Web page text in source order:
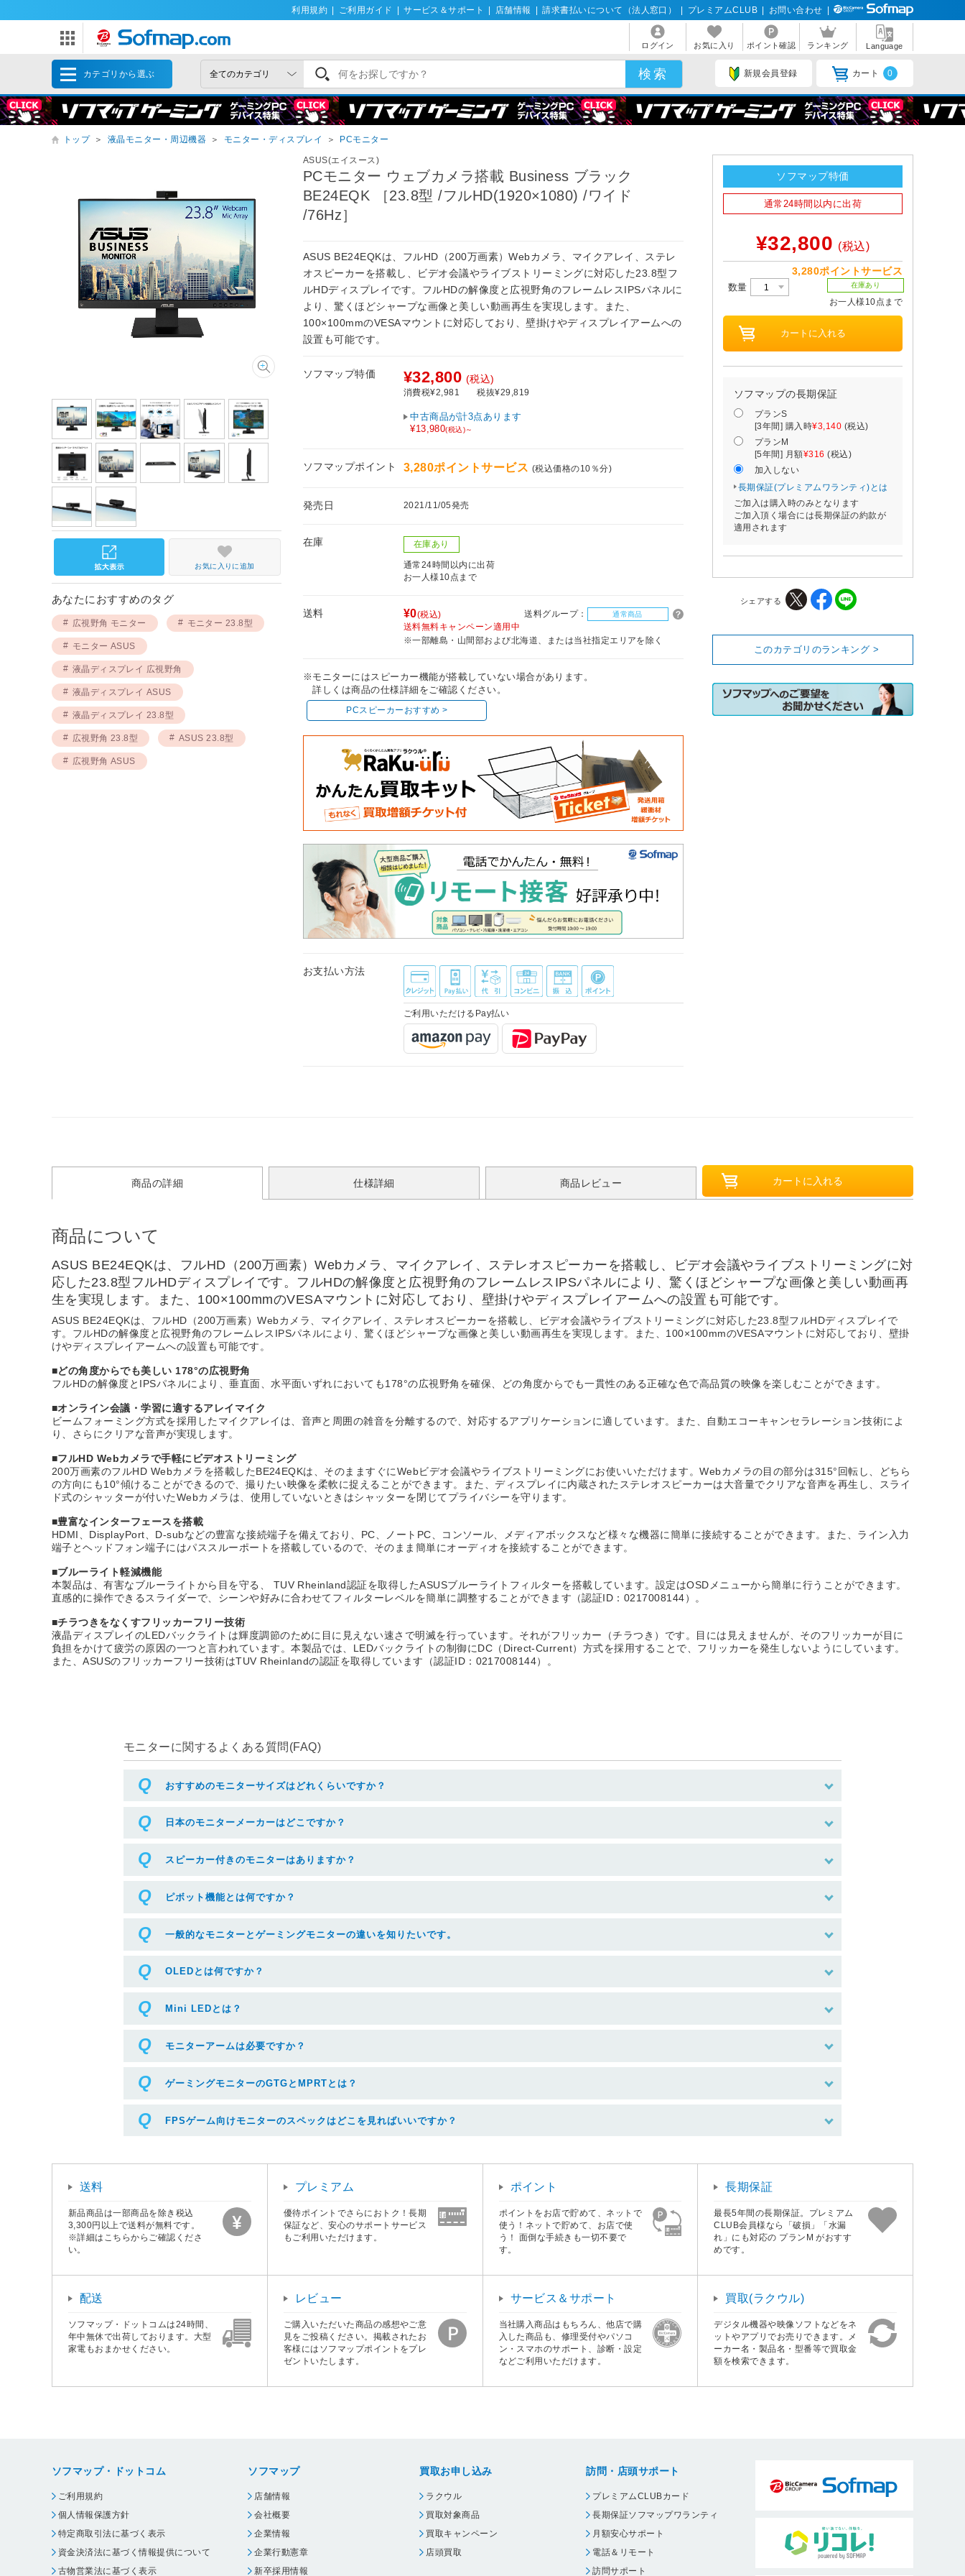
利用規約 ご利用ガイド サービス＆サポート 店舗情報 請求書払いについて（法人窓口） プレミアムCLUB お問い合わせ
ログイン お気に入り ポイント確認 ランキング Language
カテゴリから選ぶ 新規会員登録 カート 0
トップ ＞ 液晶モニター・周辺機器 ＞ モニター・ディスプレイ ＞ PCモニター
ASUS(エイスース)
PCモニター ウェブカメラ搭載 Business ブラック
BE24EQK ［23.8型 /フルHD(1920×1080) /ワイド
/76Hz］
ASUS BE24EQKは、フルHD（200万画素）Webカメラ、マイクアレイ、ステレ
オスピーカーを搭載し、ビデオ会議やライブストリーミングに対応した23.8型フ
ルHDディスプレイです。フルHDの解像度と広視野角のフレームレスIPSパネルに
より、驚くほどシャープな画像と美しい動画再生を実現します。また、
100×100mmのVESAマウントに対応しており、壁掛けやディスプレイアームへの
設置も可能です。
ソフマップ特価 ¥32,800 (税込)
消費税¥2,981 税抜¥29,819
中古商品が計3点あります
¥13,980(税込)～
ソフマップポイント 3,280ポイントサービス (税込価格の10％分)
発売日 2021/11/05発売
在庫 在庫あり
通常24時間以内に出荷
お一人様10点まで
送料 ¥0(税込) 送料グループ： 通常商品
送料無料キャンペーン適用中
※一部離島・山間部および北海道、または当社指定エリアを除く
※モニターにはスピーカー機能が搭載していない場合があります。
詳しくは商品の仕様詳細をご確認ください。
PCスピーカーおすすめ >
お支払い方法
ご利用いただけるPay払い
お気に入りに追加
あなたにおすすめのタグ
広視野角 モニター モニター 23.8型
モニター ASUS
液晶ディスプレイ 広視野角
液晶ディスプレイ ASUS
液晶ディスプレイ 23.8型
広視野角 23.8型 ASUS 23.8型
広視野角 ASUS
ソフマップ特価
通常24時間以内に出荷
¥32,800 (税込)
3,280ポイントサービス
数量 在庫あり
お一人様10点まで
ソフマップの長期保証
プランS
[3年間] 購入時¥3,140 (税込)
プランM
[5年間] 月額¥316 (税込)
加入しない
長期保証(プレミアムワランティ)とは
ご加入は購入時のみとなります
ご加入頂く場合には長期保証の約款が
適用されます
シェアする
このカテゴリのランキング >
商品の詳細 仕様詳細 商品レビュー
商品について
ASUS BE24EQKは、フルHD（200万画素）Webカメラ、マイクアレイ、ステレオスピーカーを搭載し、ビデオ会議やライブストリーミングに対
応した23.8型フルHDディスプレイです。フルHDの解像度と広視野角のフレームレスIPSパネルにより、驚くほどシャープな画像と美しい動画再
生を実現します。また、100×100mmのVESAマウントに対応しており、壁掛けやディスプレイアームへの設置も可能です。
ASUS BE24EQKは、フルHD（200万画素）Webカメラ、マイクアレイ、ステレオスピーカーを搭載し、ビデオ会議やライブストリーミングに対応した23.8型フルHDディスプレイで
す。フルHDの解像度と広視野角のフレームレスIPSパネルにより、驚くほどシャープな画像と美しい動画再生を実現します。また、100×100mmのVESAマウントに対応しており、壁掛
けやディスプレイアームへの設置も可能です。
■どの角度からでも美しい 178°の広視野角
フルHDの解像度とIPSパネルにより、垂直面、水平面いずれにおいても178°の広視野角を確保、どの角度からでも一貫性のある正確な色で高品質の映像を楽しむことができます。
■オンライン会議・学習に適するアレイマイク
ビームフォーミング方式を採用したマイクアレイは、音声と周囲の雑音を分離するので、対応するアプリケーションに適しています。また、自動エコーキャンセラレーション技術によ
り、さらにクリアな音声が実現します。
■フルHD Webカメラで手軽にビデオストリーミング
200万画素のフルHD Webカメラを搭載したBE24EQKは、そのまますぐにWebビデオ会議やライブストリーミングにお使いいただけます。Webカメラの目の部分は315°回転し、どちら
の方向にも10°傾けることができるので、撮りたい映像を柔軟に捉えることができます。また、ディスプレイに内蔵されたステレオスピーカーは大音量でクリアな音声を再生し、スライ
ド式のシャッターが付いたWebカメラは、使用していないときはシャッターを閉じてプライバシーを守ります。
■豊富なインターフェースを搭載
HDMI、DisplayPort、D-subなどの豊富な接続端子を備えており、PC、ノートPC、コンソール、メディアボックスなど様々な機器に簡単に接続することができます。また、ライン入力
端子とヘッドフォン端子にはパススルーポートを搭載しているので、そのまま簡単にオーディオを接続することができます。
■ブルーライト軽減機能
本製品は、有害なブルーライトから目を守る、 TUV Rheinland認証を取得したASUSブルーライトフィルターを搭載しています。設定はOSDメニューから簡単に行うことができます。
直感的に操作できるスライダーで、シーンや好みに合わせてフィルターレベルを簡単に調整することができます（認証ID：0217008144）。
■チラつきをなくすフリッカーフリー技術
液晶ディスプレイのLEDバックライトは輝度調節のために目に見えない速さで明滅を行っています。それがフリッカー（チラつき）です。目には見えませんが、そのフリッカーが目に
負担をかけて疲労の原因の一つと言われています。本製品では、LEDバックライトの制御にDC（Direct-Current）方式を採用することで、フリッカーを発生しないようにしています。
また、ASUSのフリッカーフリー技術はTUV Rheinlandの認証を取得しています（認証ID：0217008144）。
モニターに関するよくある質問(FAQ)
おすすめのモニターサイズはどれくらいですか？
日本のモニターメーカーはどこですか？
スピーカー付きのモニターはありますか？
ピボット機能とは何ですか？
一般的なモニターとゲーミングモニターの違いを知りたいです。
OLEDとは何ですか？
Mini LEDとは？
モニターアームは必要ですか？
ゲーミングモニターのGTGとMPRTとは？
FPSゲーム向けモニターのスペックはどこを見ればいいですか？
送料
新品商品は一部商品を除き税込
3,300円以上で送料が無料です。
※詳細はこちらからご確認くださ
い。
プレミアム
優待ポイントでさらにおトク！長期
保証など、安心のサポートサービス
もご利用いただけます。
ポイント
ポイントをお店で貯めて、ネットで
使う！ネットで貯めて、お店で使
う！ 面倒な手続きも一切不要で
す。
長期保証
最長5年間の長期保証。プレミアム
CLUB会員様なら「破損」「水漏
れ」にも対応の プランM がおすす
めです。
配送
ソフマップ・ドットコムは24時間、
年中無休で出荷しております。大型
家電もおまかせください。
レビュー
ご購入いただいた商品の感想やご意
見をご投稿ください。掲載されたお
客様にはソフマップポイントをプレ
ゼントいたします。
サービス＆サポート
当社購入商品はもちろん、他店で購
入した商品も、修理受付やパソコ
ン・スマホのサポート、診断・設定
などご利用いただけます。
買取(ラクウル)
デジタル機器や映像ソフトなどをネ
ットやアプリでお売りできます。メ
ーカー名・製品名・型番等で買取金
額を検索できます。
ソフマップ・ドットコム
ご利用規約
個人情報保護方針
特定商取引法に基づく表示
資金決済法に基づく情報提供について
古物営業法に基づく表示
ソフマップ
店舗情報
会社概要
企業情報
企業行動憲章
新卒採用情報
買取お申し込み
ラクウル
買取対象商品
買取キャンペーン
店頭買取
訪問・店頭サポート
プレミアムCLUBカード
長期保証ソフマップワランティ
月額安心サポート
電話＆リモート
訪問サポート